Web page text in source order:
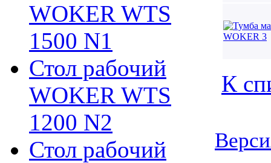
WOKER WTS
1500 N1
Стол рабочий
WOKER WTS
1200 N2
Стол рабочий
К